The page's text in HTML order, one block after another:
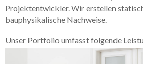
Projektentwickler. Wir erstellen
bauphysikalische Nachweise.
Unser Portfolio umfasst folgende